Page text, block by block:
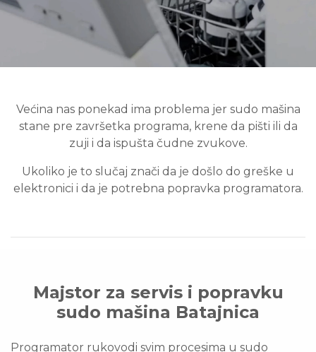
Većina nas ponekad ima problema jer sudo mašina
stane pre završetka programa, krene da pišti ili da
zuji i da ispušta čudne zvukove.
Ukoliko je to slučaj znači da je došlo do greške u
elektronici i da je potrebna popravka programatora.
Majstor za servis i popravku
sudo mašina Batajnica
Programator rukovodi svim procesima u sudo